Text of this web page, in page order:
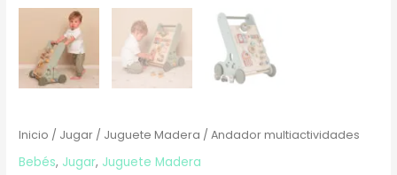
Inicio / Jugar / Juguete Madera / Andador multiactividades
Bebés, Jugar, Juguete Madera